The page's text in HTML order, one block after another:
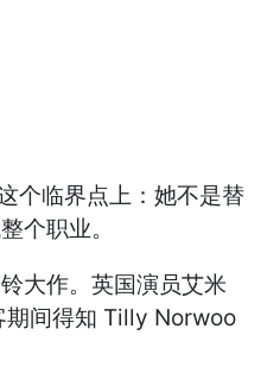
个临界点上：她不是替
个职业。
大作。英国演员艾米
期间得知 Tilly Norwoo